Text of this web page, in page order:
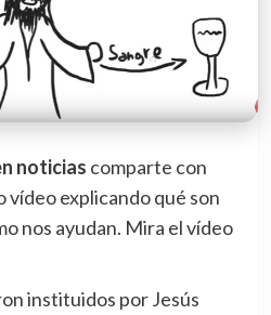
noticias comparte con
vídeo explicando qué son
nos ayudan. Mira el vídeo
instituidos por Jesús